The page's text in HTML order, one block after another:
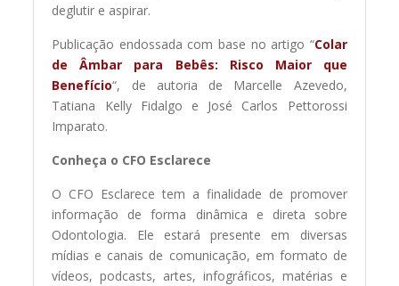
deglutir e aspirar.
Publicação endossada com base no artigo “Colar
de Âmbar para Bebês: Risco Maior que
Benefício“, de autoria de Marcelle Azevedo,
Tatiana Kelly Fidalgo e José Carlos Pettorossi
Imparato.
Conheça o CFO Esclarece
O CFO Esclarece tem a finalidade de promover
informação de forma dinâmica e direta sobre
Odontologia. Ele estará presente em diversas
mídias e canais de comunicação, em formato de
vídeos, podcasts, artes, infográficos, matérias e